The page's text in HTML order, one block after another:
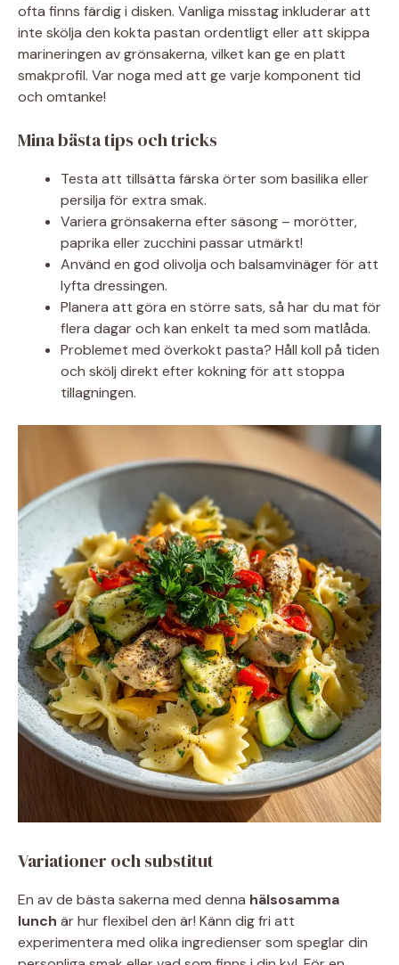
ofta finns färdig i disken. Vanliga misstag inkluderar att
inte skölja den kokta pastan ordentligt eller att skippa
marineringen av grönsakerna, vilket kan ge en platt
smakprofil. Var noga med att ge varje komponent tid
och omtanke!
Mina bästa tips och tricks
Testa att tillsätta färska örter som basilika eller
persilja för extra smak.
Variera grönsakerna efter säsong – morötter,
paprika eller zucchini passar utmärkt!
Använd en god olivolja och balsamvinäger för att
lyfta dressingen.
Planera att göra en större sats, så har du mat för
flera dagar och kan enkelt ta med som matlåda.
Problemet med överkokt pasta? Håll koll på tiden
och skölj direkt efter kokning för att stoppa
tillagningen.
Variationer och substitut
En av de bästa sakerna med denna hälsosamma
lunch är hur flexibel den är! Känn dig fri att
experimentera med olika ingredienser som speglar din